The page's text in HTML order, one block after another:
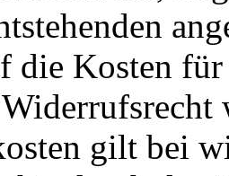
die Kosten
gilt bei